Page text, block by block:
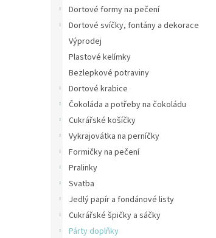
Dortové formy na pečení
Dortové svíčky, fontány a dekorace
Výprodej
Plastové kelímky
Bezlepkové potraviny
Dortové krabice
Čokoláda a potřeby na čokoládu
Cukrářské košíčky
Vykrajovátka na perníčky
Formičky na pečení
Pralinky
Svatba
Jedlý papír a fondánové listy
Cukrářské špičky a sáčky
Párty doplňky